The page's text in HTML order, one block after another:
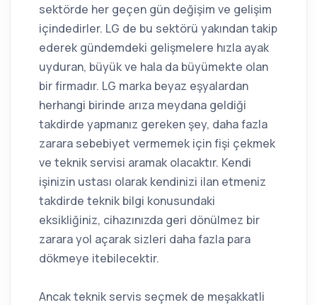
sektörde her geçen gün değişim ve gelişim
içindedirler. LG de bu sektörü yakından takip
ederek gündemdeki gelişmelere hızla ayak
uyduran, büyük ve hala da büyümekte olan
bir firmadır. LG marka beyaz eşyalardan
herhangi birinde arıza meydana geldiği
takdirde yapmanız gereken şey, daha fazla
zarara sebebiyet vermemek için fişi çekmek
ve teknik servisi aramak olacaktır. Kendi
işinizin ustası olarak kendinizi ilan etmeniz
takdirde teknik bilgi konusundaki
eksikliğiniz, cihazınızda geri dönülmez bir
zarara yol açarak sizleri daha fazla para
dökmeye itebilecektir.
Ancak teknik servis seçmek de meşakkatli